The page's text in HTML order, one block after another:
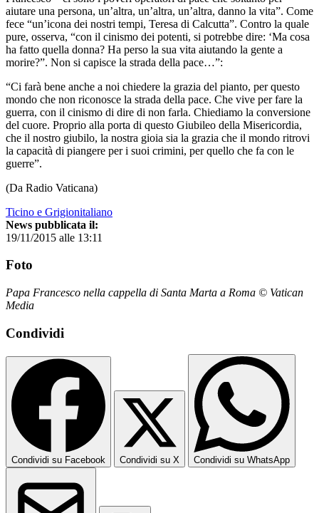
aiutare una persona, un’altra, un’altra, un’altra, danno la vita”. Come
fece “un’icona dei nostri tempi, Teresa di Calcutta”. Contro la quale
pure, osserva, “con il cinismo dei potenti, si potrebbe dire: ‘Ma cosa
ha fatto quella donna? Ha perso la sua vita aiutando la gente a
morire?”. Non si capisce la strada della pace…”:
“Ci farà bene anche a noi chiedere la grazia del pianto, per questo
mondo che non riconosce la strada della pace. Che vive per fare la
guerra, con il cinismo di dire di non farla. Chiediamo la conversione
del cuore. Proprio alla porta di questo Giubileo della Misericordia,
che il nostro giubilo, la nostra gioia sia la grazia che il mondo ritrovi
la capacità di piangere per i suoi crimini, per quello che fa con le
guerre”.
(Da Radio Vaticana)
Ticino e Grigionitaliano
News pubblicata il:
19/11/2015 alle 13:11
Foto
Papa Francesco nella cappella di Santa Marta a Roma © Vatican
Media
Condividi
Condividi su Facebook Condividi su X Condividi su WhatsApp